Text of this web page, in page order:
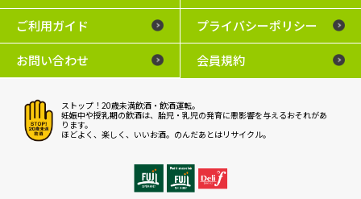
ご利用ガイド プライバシーポリシー
お問い合わせ 会員規約
ストップ！20歳未満飲酒・飲酒運転。
妊娠中や授乳期の飲酒は、胎児・乳児の発育に悪影響を与えるおそれがあ
ります。
ほどよく、楽しく、いいお酒。のんだあとはリサイクル。